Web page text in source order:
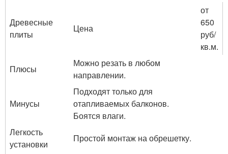
Древесные
плиты
Цена
от
650
руб/
кв.м.
Плюсы
Можно резать в любом
направлении.
Минусы
Подходят только для
отапливаемых балконов.
Боятся влаги.
Легкость
установки
Простой монтаж на обрешетку.